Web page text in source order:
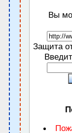
Вы
Защита